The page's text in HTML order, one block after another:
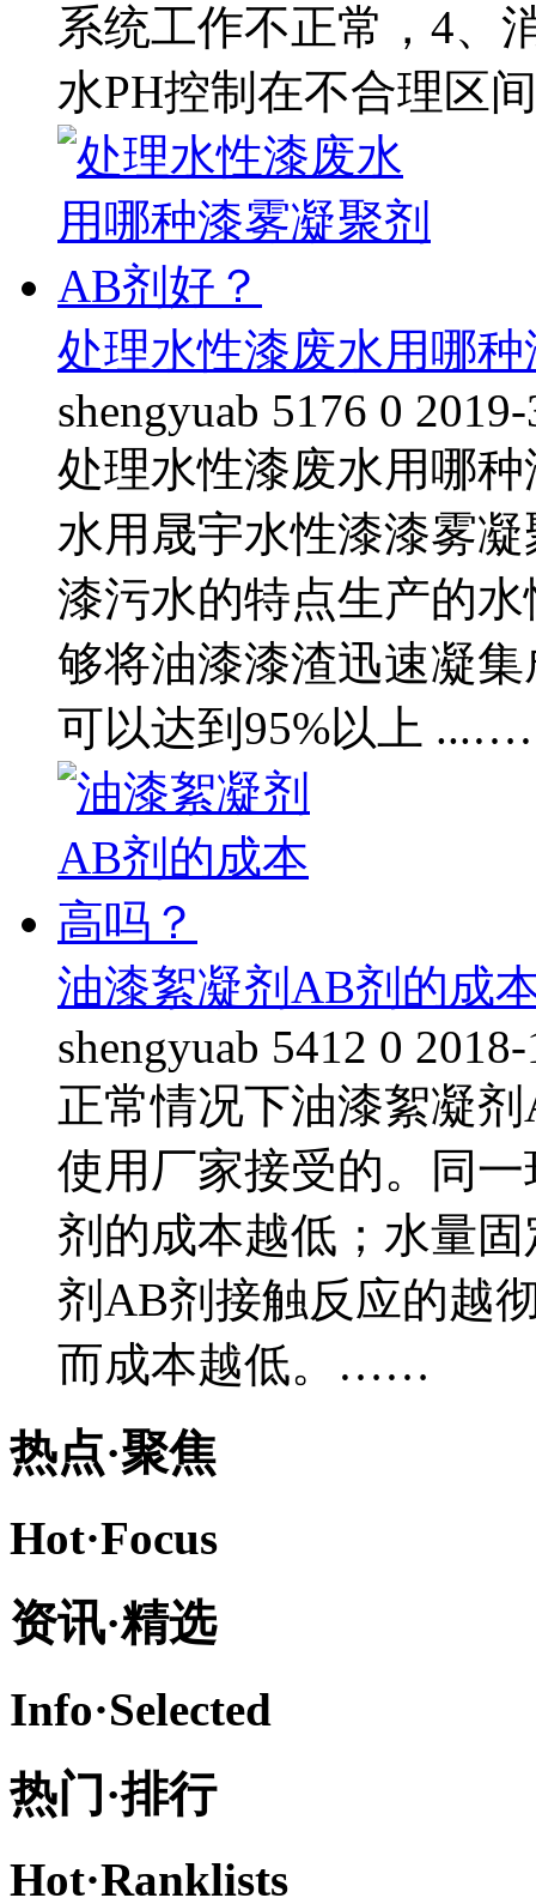
系统工作不正常，4、
水PH控制在不合理
处理水性漆废水用哪
shengyuab 5176 0
处理水性漆废水用哪
水用晟宇水性漆漆雾
漆污水的特点生产的
够将油漆漆渣迅速凝
可以达到95%以上
油漆絮凝剂AB剂的成
shengyuab 5412 0
正常情况下油漆絮凝
使用厂家接受的。同
剂的成本越低；水量
剂AB剂接触反应的越
而成本越低。……
热点·聚焦
Hot·Focus
资讯·精选
Info·Selected
热门·排行
Hot·Ranklists